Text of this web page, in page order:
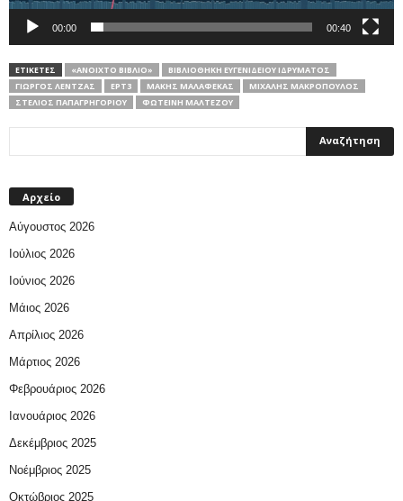
00:00 00:40
ΕΤΙΚΕΤΕΣ «ΑΝΟΙΧΤΌ ΒΙΒΛΊΟ»
ΒΙΒΛΙΟΘΉΚΗ ΕΥΓΕΝΊΔΕΙΟΥ ΙΔΡΎΜΑΤΟΣ
ΓΙΏΡΓΟΣ ΛΈΝΤΖΑΣ
ΕΡΤ3 ΜΆΚΗΣ ΜΑΛΑΦΈΚΑΣ
ΜΙΧΆΛΗΣ ΜΑΚΡΌΠΟΥΛΟΣ
ΣΤΈΛΙΟΣ ΠΑΠΑΓΡΗΓΟΡΊΟΥ
ΦΩΤΕΙΝΉ ΜΑΛΤΈΖΟΥ
Αρχείο
Αύγουστος 2026
Ιούλιος 2026
Ιούνιος 2026
Μάιος 2026
Απρίλιος 2026
Μάρτιος 2026
Φεβρουάριος 2026
Ιανουάριος 2026
Δεκέμβριος 2025
Νοέμβριος 2025
Οκτώβριος 2025